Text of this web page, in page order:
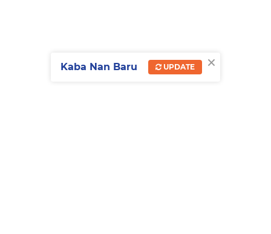
×
Kaba Nan Baru UPDATE